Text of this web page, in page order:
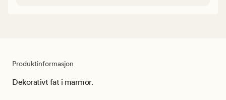
Produktinformasjon
Dekorativt fat i marmor.